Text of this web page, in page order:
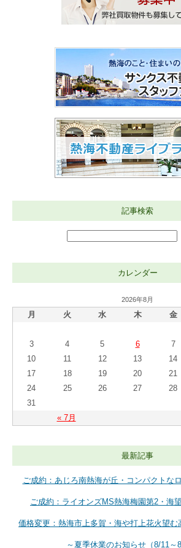
記事検索
カレンダー
2026年8月
月 火 水 木 金
« 7月
3
4 5 6 7
10
11 12 13 14
17
18 19 20 21
24
25 26 27 28
31
最新記事
ご成約：あじろ南熱海が丘・コンパクトな
ご成約：ライオンズMS熱海梅園第2・海
価格変更：熱海市上多賀・海や打上花火望む
～夏季休業のお知らせ（8/11～